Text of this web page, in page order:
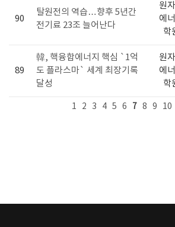
90
탈원전의 역습…향후 5년간
전기료 23조 늘어난다
원
에
학
89
韓, 핵융합에너지 핵심 `1억
도 플라스마` 세계 최장기록
달성
원
에
학
1 2 3 4 5 6 7 8 9 10